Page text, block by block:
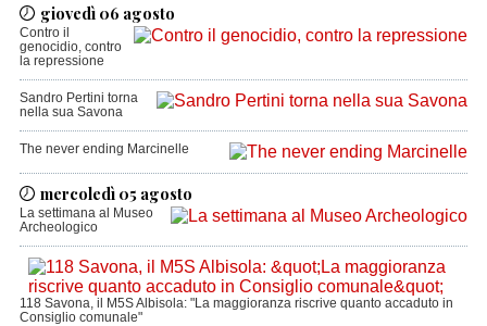
giovedì 06 agosto
Contro il
genocidio, contro
la repressione
Sandro Pertini torna
nella sua Savona
The never ending Marcinelle
mercoledì 05 agosto
La settimana al Museo
Archeologico
118 Savona, il M5S Albisola: "La maggioranza riscrive quanto accaduto in
Consiglio comunale"